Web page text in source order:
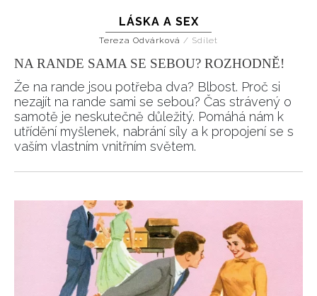
LÁSKA A SEX
Tereza Odvárková / Sdílet
NA RANDE SAMA SE SEBOU? ROZHODNĚ!
Že na rande jsou potřeba dva? Blbost. Proč si
nezajít na rande sami se sebou? Čas strávený o
samotě je neskutečně důležitý. Pomáhá nám k
utřídění myšlenek, nabrání síly a k propojení se s
vaším vlastním vnitřním světem.